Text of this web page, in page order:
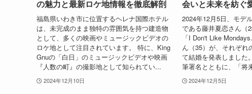
の魅力と最新ロケ地情報を徹底解剖
福島県いわき市に位置するヘレナ国際ホテル
は、未完成のまま独特の雰囲気を持つ建造物
として、多くの映画やミュージックビデオの
ロケ地として注目されています。 特に、King
Gnuの「白日」のミュージックビデオや映画
『人数の町』の撮影地として知られてい...
2024年12月10日
会いと未来を紡ぐ
2024年12月5日、モデ
である藤井夏恋さん（
「I Don't Like
ん（35）が、それぞれ
て結婚を発表しました
筆署名とともに、「将
2024年12月5日